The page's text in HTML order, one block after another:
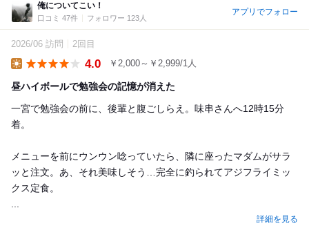
俺についてこい！
口コミ 47件 フォロワー 123人
アプリでフォロー
2026/06 訪問 2回目
4.0 ￥2,000～￥2,999/1人
昼ハイボールで勉強会の記憶が消えた
一宮で勉強会の前に、後輩と腹ごしらえ。味串さんへ12時15分
着。
メニューを前にウンウン唸っていたら、隣に座ったマダムがサラ
ッと注文。あ、それ美味しそう…完全に釣られてアジフライミッ
クス定食。
...
詳細を見る